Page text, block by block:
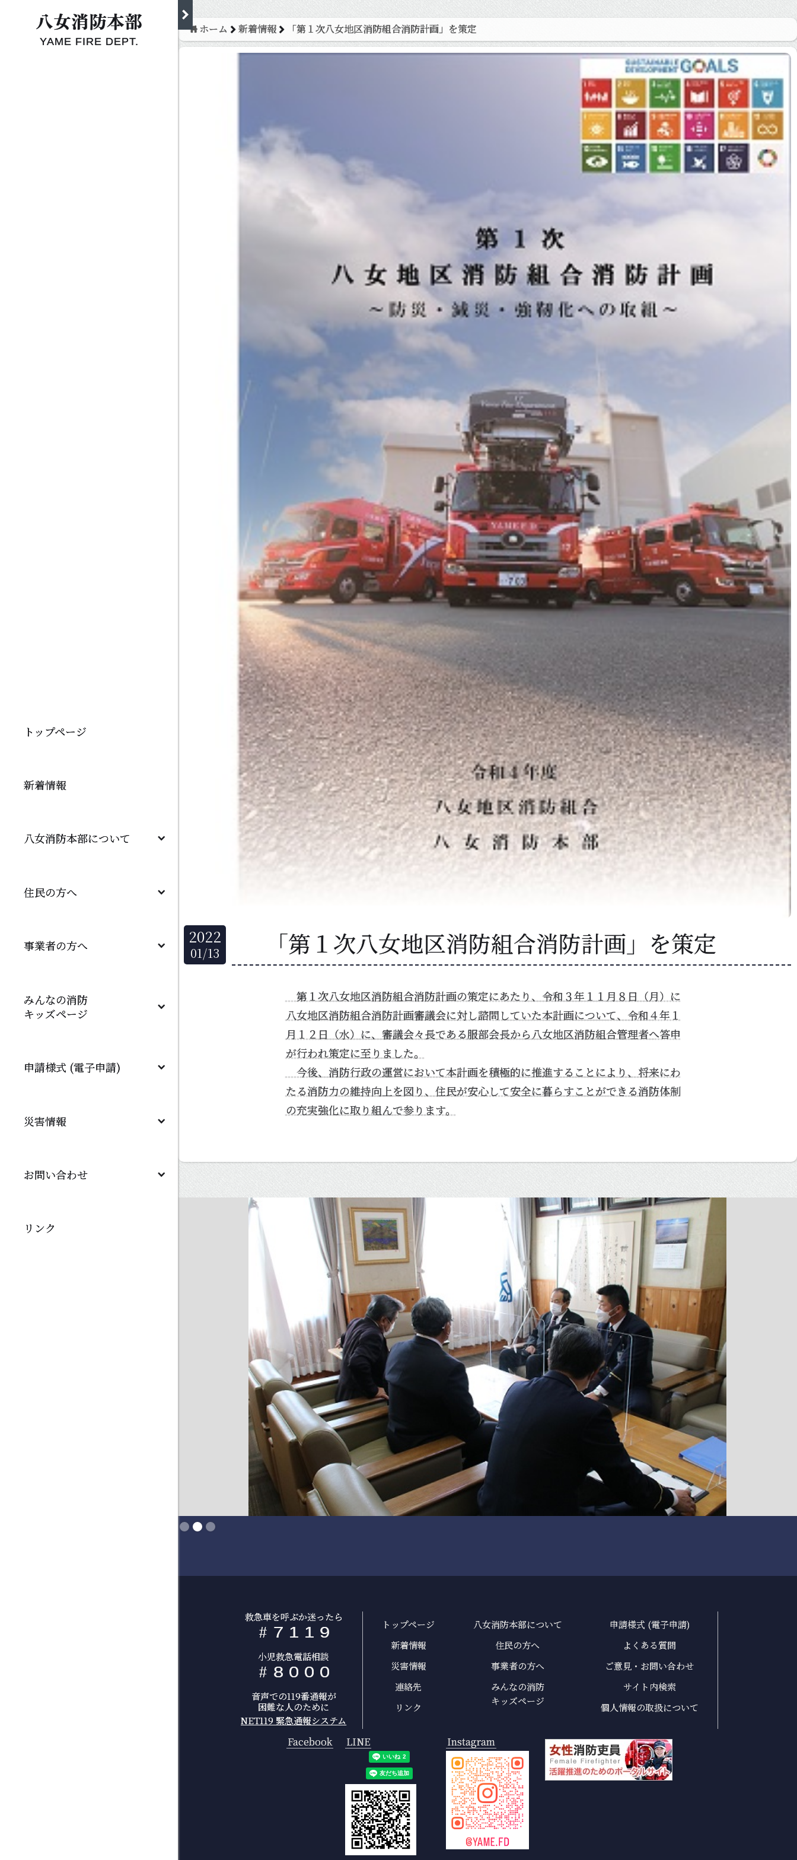
八女消防本部
YAME FIRE DEPT.
トップページ
新着情報
八女消防本部について
住民の方へ
事業者の方へ
みんなの消防
キッズページ
申請様式 (電子申請)
災害情報
お問い合わせ
リンク
right
新着情報一覧
ホーム
新着情報 「第１次八女地区消防組合消防計画」を策定
2022
01/13 「第１次八女地区消防組合消防計画」を策定
第１次八女地区消防組合消防計画の策定にあたり、令和３年１１月８日（月）に
八女地区消防組合消防計画審議会に対し諮問していた本計画について、令和４年１
月１２日（水）に、審議会々長である服部会長から八女地区消防組合管理者へ答申
が行われ策定に至りました。
今後、消防行政の運営において本計画を積極的に推進することにより、将来にわ
たる消防力の維持向上を図り、住民が安心して安全に暮らすことができる消防体制
の充実強化に取り組んで参ります。
Slide 2 of 3.
救急車を呼ぶか迷ったら
# 7 1 1 9
小児救急電話相談
# 8 0 0 0
音声での119番通報が
困難な人のために
NET119 緊急通報システム
トップページ
新着情報
災害情報
連絡先
リンク
八女消防本部について
住民の方へ
事業者の方へ
みんなの消防
キッズページ
申請様式 (電子申請)
よくある質問
ご意見・お問い合わせ
サイト内検索
個人情報の取扱について
Facebook LINE Instagram